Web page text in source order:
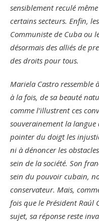
sensiblement reculé
certains secteurs. Enfin,
Communiste de Cuba ou
désormais des alliés de
des droits pour tous.
Mariela Castro ressemble
à la fois, de sa beauté
comme l’illustrent ces
souverainement la langue
pointer du doigt les
ni à dénoncer les
sein de la société. Son
sein du pouvoir cubain,
conservateur. Mais,
fois que le Président Raúl
sujet, sa réponse reste